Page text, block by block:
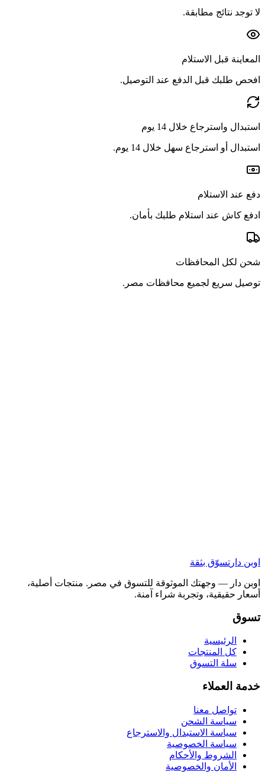
لا توجد نتائج مطابقة.
المعاينة قبل الاستلام
افحص طلبك قبل الدفع عند التوصيل.
استبدال واسترجاع خلال 14 يوم
استبدال أو استرجاع سهل خلال 14 يوم.
دفع عند الاستلام
ادفع كاش عند استلام طلبك بأمان.
شحن لكل المحافظات
توصيل سريع لجميع محافظات مصر.
اوبن دار تسوّق بثقة
اوبن دار — وجهتك الموثوقة للتسوق في مصر. منتجات أصلية،
أسعار حقيقية، وتجربة شراء آمنة.
تسوق
الرئيسية
كل المنتجات
سلة التسوق
خدمة العملاء
تواصل معنا
سياسة الشحن
سياسة الاستبدال والاسترجاع
سياسة الخصوصية
الشروط والأحكام
الأمان والخصوصية